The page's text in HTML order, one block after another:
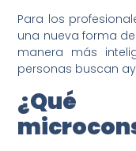
Para los
una nueva forma
manera más
personas buscan